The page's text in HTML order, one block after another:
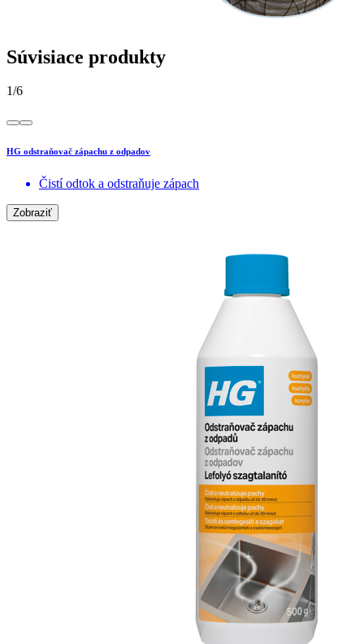
Súvisiace produkty
1/6
HG odstraňovač zápachu z odpadov
Čistí odtok a odstraňuje zápach
Zobraziť